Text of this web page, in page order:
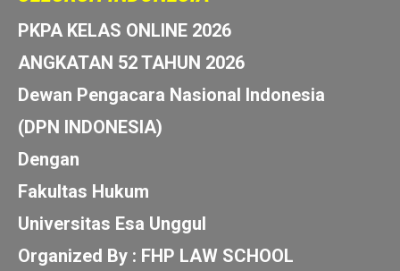
BAGI LULUSAN S1 HUKUM
SELURUH INDONESIA
PKPA KELAS ONLINE 2026
ANGKATAN 52 TAHUN 2026
Dewan Pengacara Nasional Indonesia
(DPN INDONESIA)
Dengan
Fakultas Hukum